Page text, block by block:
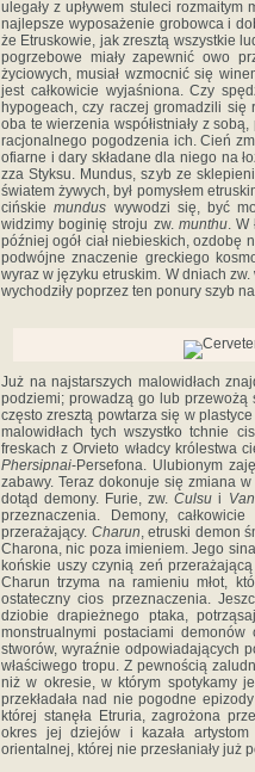
ulegały z upływem stuleci
najlepsze wyposażenie grobowca i
że Etruskowie, jak zresztą wszystkie
pogrzebowe miały zapewnić owo
życiowych, musiał wzmocnić się
jest cał­kowicie wyjaśniona. Czy
hypogeach, czy raczej gromadzili
oba te wierzenia współistniały z
racjonalnego pogodzenia ich. Cień
ofiarne i dary składane dla niego na
zza Styksu. Mundus, szyb ze
światem żywych, był pomysłem
cińskiemundus wywodzi się, być
widzimy boginię stroju zw. munthu. W
później ogół ciał niebieskich, ozdobę
podwójne znaczenie greckiego
wyraz w języku etruskim. W dniach
wychodziły po­przez ten ponury szyb
Już na najstarszych malowidłach
podziemi; pro­wadzą go lub przewożą
często zresztą powtarza się w
malowidłach tych wszystko tchnie
freskach z Orvieto władcy
Phersipnai-Persefona. Ulubionym
zabawy. Teraz dokonuje się zmiana
dotąd demony. Furie, zw.Culsu i
prze­znaczenia. Demony,
przerażający. Charun, etru­ski demon
Charona, nic poza imieniem. Jego
końskie uszy czynią zeń
Charun trzyma na ramieniu młot,
ostateczny cios przeznaczenia.
dziobie drapieżnego ptaka,
monstrualnymi postaciami
stworów, wyraźnie odpowiadających
właściwego tropu. Z pewnością
niż w okresie, w którym spotykamy
przekładała nad nie pogodne
której stanęła Etruria, zagrożona
okres jej dziejów i kazała
orientalnej, której nie prze­słaniały już